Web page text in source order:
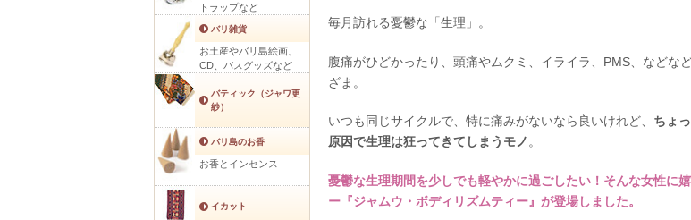
毎月訪れる憂鬱な「生理」。
腹痛がひどかったり、頭痛やムクミ、イライラ、PMS、などな
ざま。
いつも同じサイクルで、特に痛みがないなら良いけれど、 ちょ
原因で生理は狂ってきてしまうモノ。
憂鬱な生理期間を少しでも軽やかに過ごしたい！そんな女性に
ー『ジャムウ・ボディリズムティー』が登場しました。
トラップなど
バリ雑貨
お土産やバリ島絵画、
CD、バスグッズなど
バティック（ジャワ更
紗）
バリ島のお香
お香とインセンス
イカット